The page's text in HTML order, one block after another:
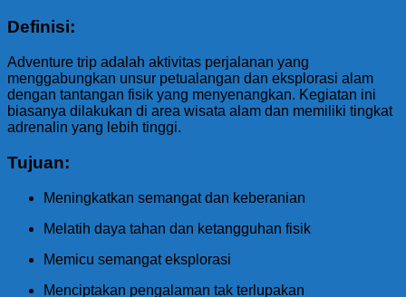
Definisi:
Adventure trip adalah aktivitas perjalanan yang
menggabungkan unsur petualangan dan eksplorasi alam
dengan tantangan fisik yang menyenangkan. Kegiatan ini
biasanya dilakukan di area wisata alam dan memiliki tingkat
adrenalin yang lebih tinggi.
Tujuan:
Meningkatkan semangat dan keberanian
Melatih daya tahan dan ketangguhan fisik
Memicu semangat eksplorasi
Menciptakan pengalaman tak terlupakan